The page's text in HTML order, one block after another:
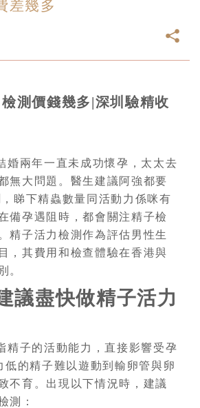
差幾多
測價錢幾多|深圳驗精收
婚兩年一直未成功懷孕，太太去
無大問題。醫生建議阿強都要
睇下精蟲數量同活動力係咪有
備孕遇阻時，都會關注精子檢
精子活力檢測作為評估男性生
，其費用和檢查體驗在香港與
。
議盡快做精子活力
精子的活動能力，直接影響受孕
的精子難以遊動到輸卵管與卵
不育。出現以下情況時，建議
測：